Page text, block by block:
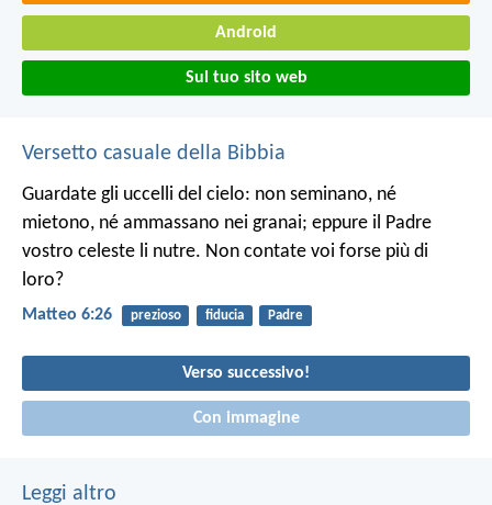
Android
Sul tuo sito web
Versetto casuale della Bibbia
Guardate gli uccelli del cielo: non seminano, né
mietono, né ammassano nei granai; eppure il Padre
vostro celeste li nutre. Non contate voi forse più di
loro?
Matteo 6:26 prezioso fiducia Padre
Verso successivo!
Con immagine
Leggi altro